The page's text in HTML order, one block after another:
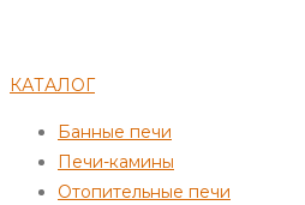
КАТАЛОГ
Банные печи
Печи-камины
Отопительные печи